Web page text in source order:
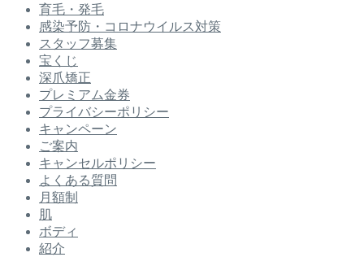
育毛・発毛
感染予防・コロナウイルス対策
スタッフ募集
宝くじ
深爪矯正
プレミアム金券
プライバシーポリシー
キャンペーン
ご案内
キャンセルポリシー
よくある質問
月額制
肌
ボディ
紹介